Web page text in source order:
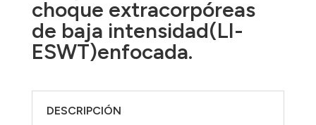
choque extracorpóreas
de baja intensidad(LI-
ESWT)enfocada.
DESCRIPCIÓN